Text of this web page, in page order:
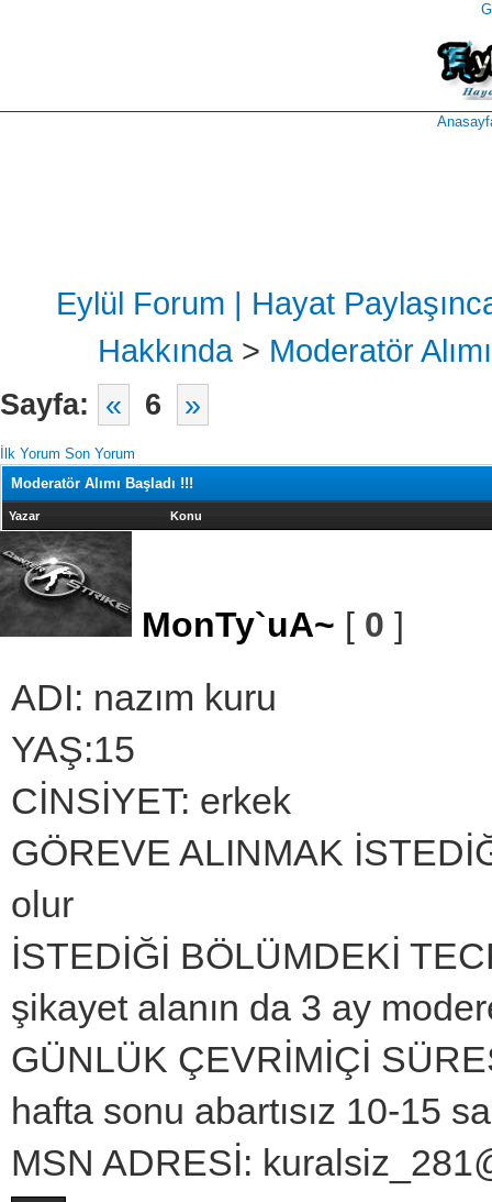
Eylül Forum | Hayat
Hakkında> Moderatör Alımı
Sayfa: « 6 »
İlk Yorum Son Yorum
Moderatör Alımı Başladı !!!
Yazar Konu
MonTy`uA~ [ 0 ]
ADI: nazım kuru
YAŞ:15
CİNSİYET: erkek
GÖREVE ALINMAK
olur
İSTEDİĞİ BÖLÜMDEKİ
şikayet alanın da 3 ay
GÜNLÜK ÇEVRİMİÇİ
hafta sonu abartısız 10-15
MSN ADRESİ: